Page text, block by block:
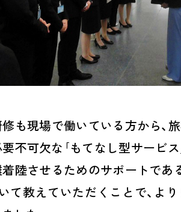
も現場で働いている方から、
不可欠な｢もてなし型サービス
陸させるためのサポートであ
て教えていただくことで、よ